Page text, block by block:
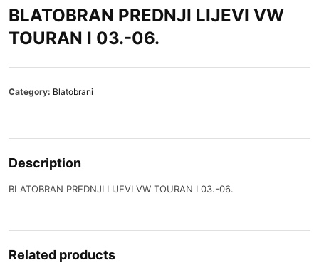
BLATOBRAN PREDNJI LIJEVI VW
TOURAN I 03.-06.
Category: Blatobrani
Description
BLATOBRAN PREDNJI LIJEVI VW TOURAN I 03.-06.
Related products